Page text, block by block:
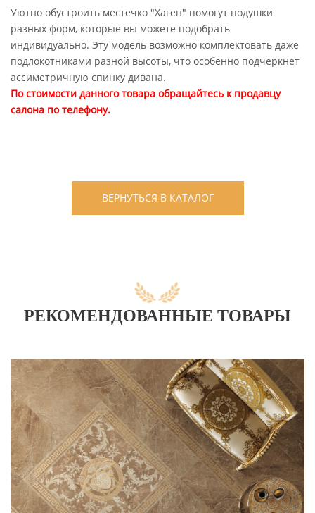
Уютно обустроить местечко "Хаген" помогут подушки
разных форм, которые вы можете подобрать
индивидуально. Эту модель возможно комплектовать даже
подлокотниками разной высоты, что особенно подчеркнёт
ассиметричную спинку дивана.
По стоимости данного товара обращайтесь к продавцу
салона по телефону.
ВЕРНУТЬСЯ В КАТАЛОГ
РЕКОМЕНДОВАННЫЕ ТОВАРЫ